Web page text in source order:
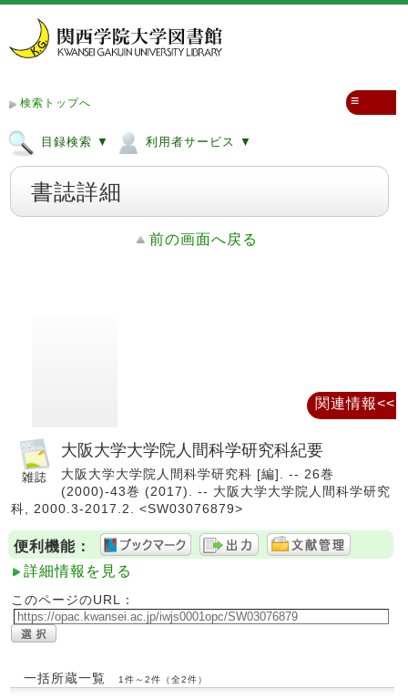
検索トップへ
目録検索 ▼ 利用者サービス ▼
≡
書誌詳細
前の画面へ戻る
大阪大学大学院人間科学研究科紀要
大阪大学大学院人間科学研究科 [編]. -- 26巻
(2000)-43巻 (2017). -- 大阪大学大学院人間科学研究
科, 2000.3-2017.2. <SW03076879>
便利機能：
詳細情報を見る
このページのURL：
一括所蔵一覧 1件～2件（全2件）
関連情報<<